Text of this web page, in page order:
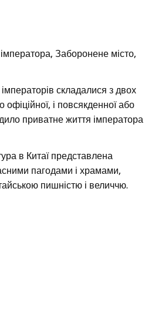
Заборонене місто,
складалися з двох
офіційної, і повсякденної або
приватне життя імператора
в Китаї представлена
пагодами і храмами,
пишністю і величчю.